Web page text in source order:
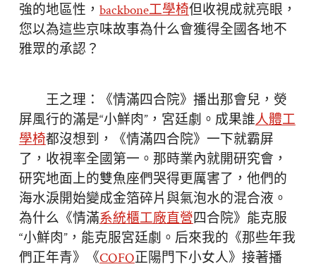
強的地區性， backbone工學椅但收視成就亮眼，
您以為這些京味故事為什么會獲得全國各地不
雅眾的承認？
王之理：《情滿四合院》播出那會兒，熒
屏風行的滿是“小鮮肉”，宮廷劇。成果誰人體工
學椅都沒想到，《情滿四合院》一下就霸屏
了，收視率全國第一。那時業內就開研究會，
研究地面上的雙魚座們哭得更厲害了，他們的
海水淚開始變成金箔碎片與氣泡水的混合液。
為什么《情滿系統櫃工廠直營四合院》能克服
“小鮮肉”，能克服宮廷劇。后來我的《那些年我
們正年青》《COFO正陽門下小女人》接著播